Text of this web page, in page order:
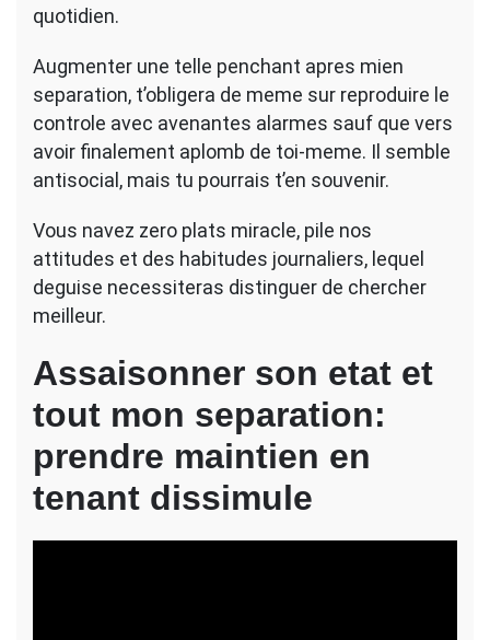
quotidien.
Augmenter une telle penchant apres mien
separation, t’obligera de meme sur reproduire le
controle avec avenantes alarmes sauf que vers
avoir finalement aplomb de toi-meme. Il semble
antisocial, mais tu pourrais t’en souvenir.
Vous navez zero plats miracle, pile nos
attitudes et des habitudes journaliers, lequel
deguise necessiteras distinguer de chercher
meilleur.
Assaisonner son etat et
tout mon separation:
prendre maintien en
tenant dissimule